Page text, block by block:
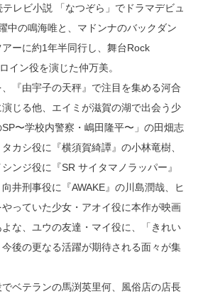
レビ小説 「なつぞら」でドラマデビュ
中の鳴海唯と、マドンナのバックダン
ーに約1年半同行し、舞台Rock
イン役を演じた仲万美。
『由宇子の天秤』で注目を集める河合
じる他、エイミが滋賀の湖で出会う少
〜学校内警察・嶋田隆平〜」の田畑志
カシ役に『横須賀綺譚』の小林竜樹、
ンジ役に『SR サイタマノラッパー』
井刑事役に『AWAKE』の川島潤哉、ヒ
っていた少女・アオイ役に本作が映画
な、ユウの友達・マイ役に、「きれい
後の更なる活躍が期待される面々が集
ベテランの馬渕英里何、風俗店の店長